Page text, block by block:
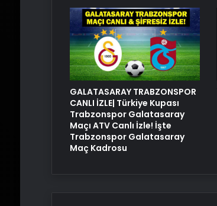
GALATASARAY TRABZONSPOR
CANLI İZLE| Türkiye Kupası
Trabzonspor Galatasaray
Maçı ATV Canlı İzle! İşte
Trabzonspor Galatasaray
Maç Kadrosu